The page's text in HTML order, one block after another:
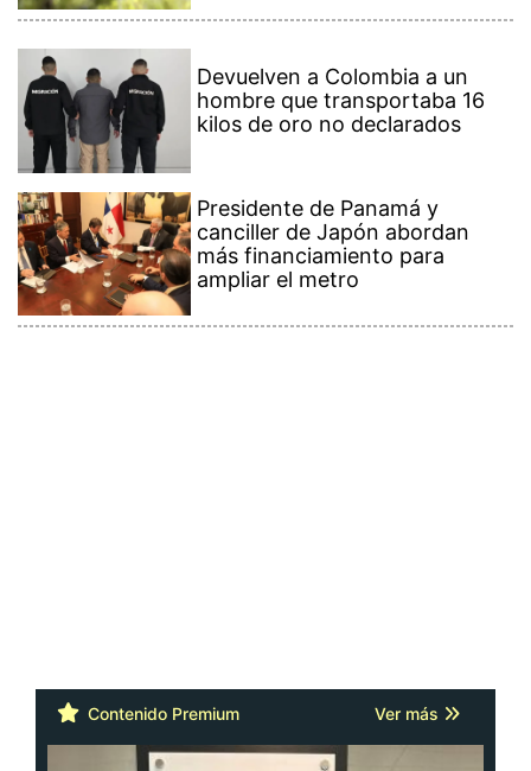
Devuelven a Colombia a un
hombre que transportaba 16
kilos de oro no declarados
Presidente de Panamá y
canciller de Japón abordan
más financiamiento para
ampliar el metro
Contenido Premium Ver más